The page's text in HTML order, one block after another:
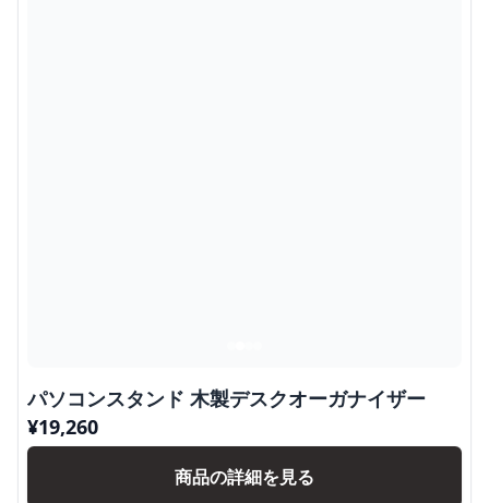
パソコンスタンド 木製デスクオーガナイザー
¥19,260
商品の詳細を見る